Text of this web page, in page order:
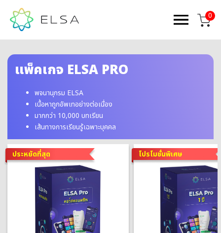
0
แพ็คเกจ ELSA PRO
พจนานุกรม ELSA
เนื้อหาถูกอัพเทอย่างต่อเนื่อง
มากกว่า 10,000 บทเรียน
เส้นทางการเรียนรู้เฉพาะบุคคล
ประหยัดที่สุด โปรโมชั่นพิเศษ